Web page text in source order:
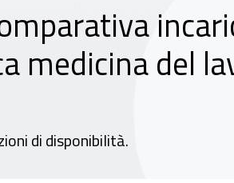
medicina del
di disponibilità.